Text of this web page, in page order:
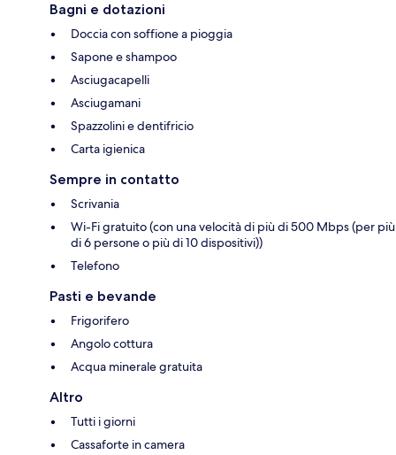
Bagni e dotazioni
Doccia con soffione a pioggia
Sapone e shampoo
Asciugacapelli
Asciugamani
Spazzolini e dentifricio
Carta igienica
Sempre in contatto
Scrivania
Wi-Fi gratuito (con una velocità di più di 500 Mbps (per più
di 6 persone o più di 10 dispositivi))
Telefono
Pasti e bevande
Frigorifero
Angolo cottura
Acqua minerale gratuita
Altro
Tutti i giorni
Cassaforte in camera